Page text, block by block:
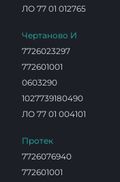
ЛО 77 01 012765
Чертаново И
7726023297
772601001
0603290
1027739180490
ЛО 77 01 004101
Протек
7726076940
772601001